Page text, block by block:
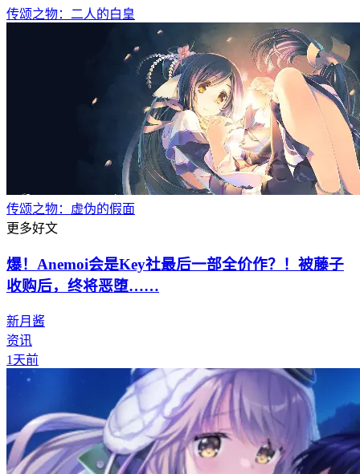
传颂之物：二人的白皇
传颂之物：虚伪的假面
更多好文
爆！Anemoi会是Key社最后一部全价作？！被藤子
收购后，终将恶堕……
新月酱
资讯
1天前